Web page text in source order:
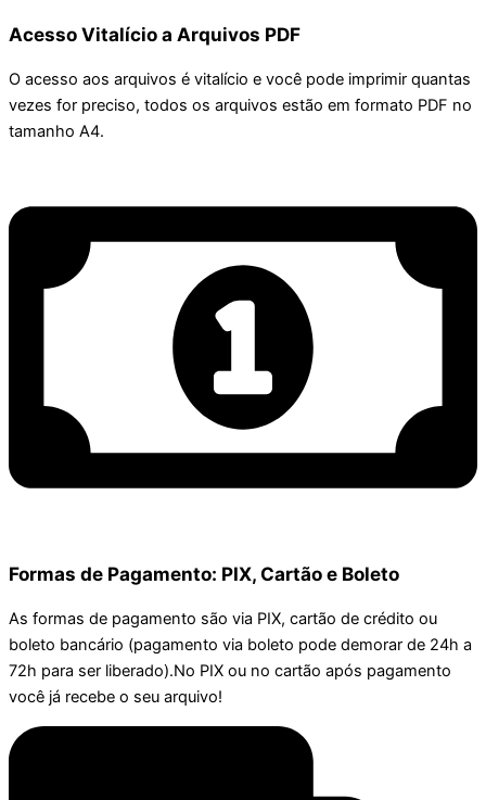
Acesso Vitalício a Arquivos PDF
O acesso aos arquivos é vitalício e você pode imprimir quantas
vezes for preciso, todos os arquivos estão em formato PDF no
tamanho A4.
Formas de Pagamento: PIX, Cartão e Boleto
As formas de pagamento são via PIX, cartão de crédito ou
boleto bancário (pagamento via boleto pode demorar de 24h a
72h para ser liberado).No PIX ou no cartão após pagamento
você já recebe o seu arquivo!